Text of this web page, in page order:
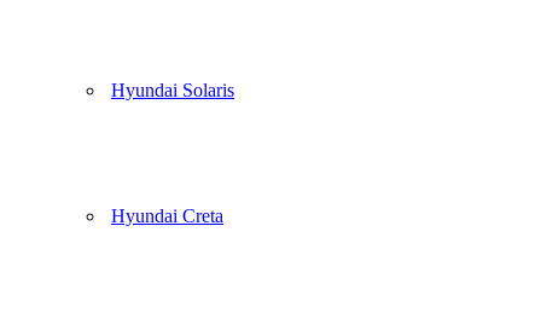
Hyundai Solaris
Hyundai Creta